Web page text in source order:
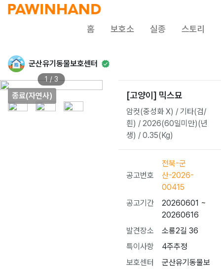
홈 보호소 실종 스토리
군산유기동물보호센터
종료(자연사)
1 / 3
[고양이] 믹스묘
암컷(중성화 X) / 기타(검/
흰) / 2026(60일미만)(년
생) / 0.35(Kg)
공고번호
전북-군
산-2026-
00415
공고기간
20260601 ~
20260616
발견장소
소룡2길 36
특이사항
4주추정
보호센터
군산유기동물보